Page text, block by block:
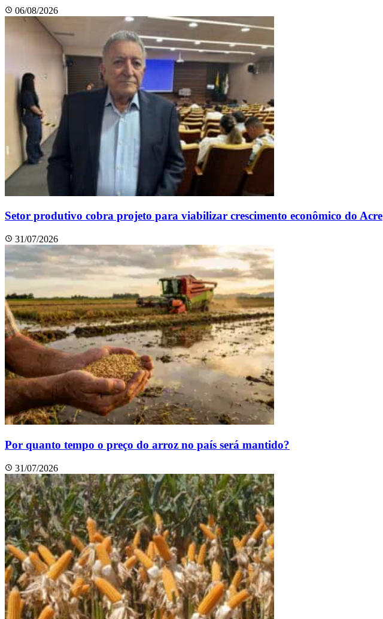
06/08/2026
Setor produtivo cobra projeto para viabilizar crescimento econômico do Acre
31/07/2026
Por quanto tempo o preço do arroz no país será mantido?
31/07/2026